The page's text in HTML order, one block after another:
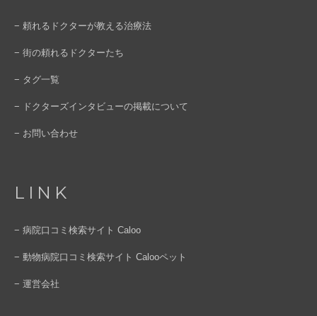
− 頼れるドクターが教える治療法
− 街の頼れるドクターたち
− タグ一覧
− ドクターズインタビューの掲載について
− お問い合わせ
LINK
− 病院口コミ検索サイト Caloo
− 動物病院口コミ検索サイト Calooペット
− 運営会社